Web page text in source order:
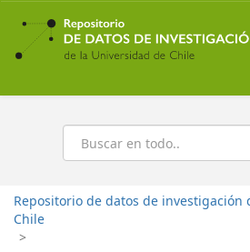
Ir
contenido
principal
Buscar
Repositorio de datos de investigación
Chile
>